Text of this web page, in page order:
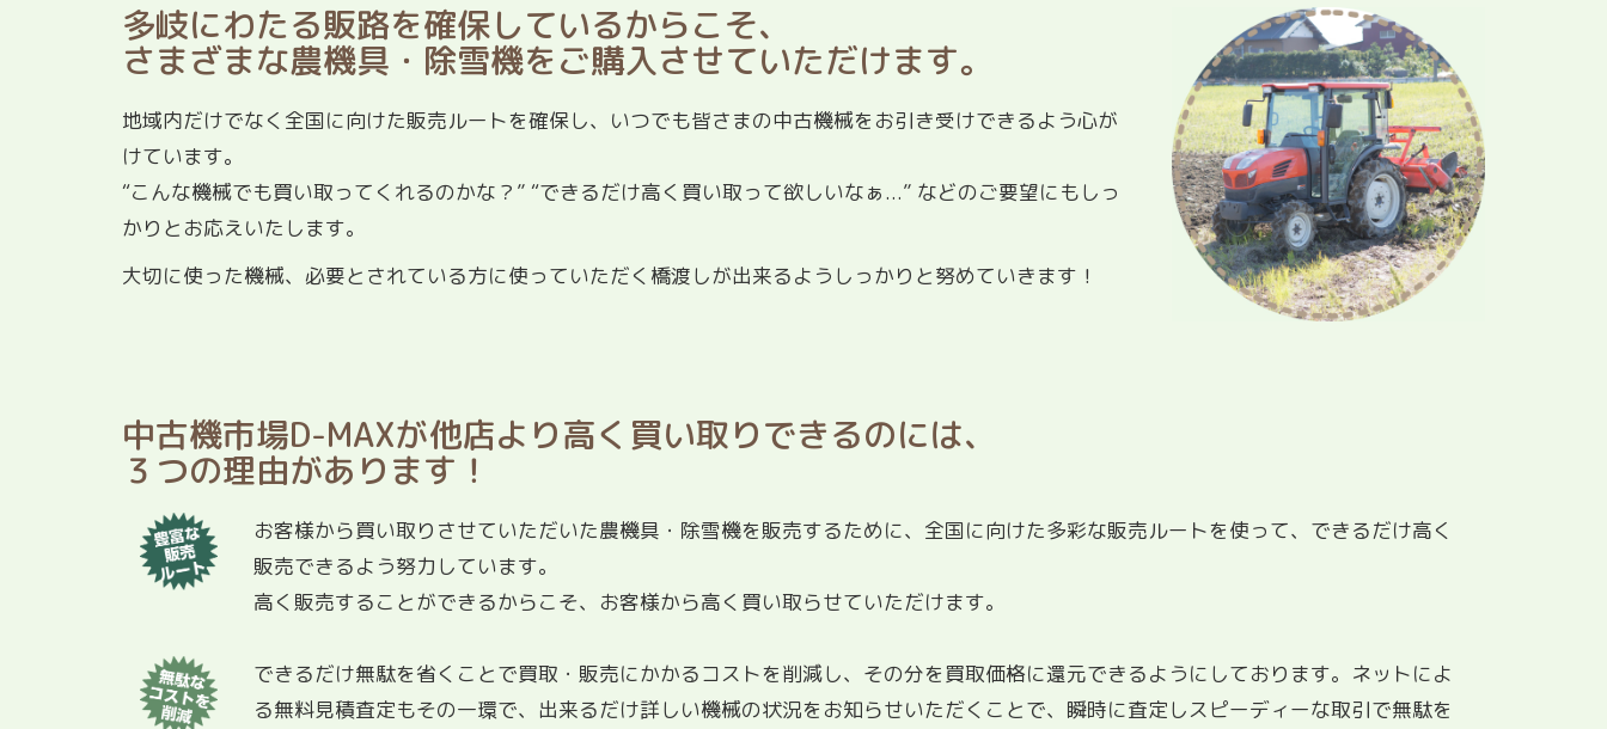
多岐にわたる販路を確保しているからこそ、
さまざまな農機具・除雪機をご購入させていただけます。
地域内だけでなく全国に向けた販売ルートを確保し、いつでも皆さまの中古機械をお引き受けできるよう心が
けています。
“こんな機械でも買い取ってくれるのかな？” “できるだけ高く買い取って欲しいなぁ...” などのご要望にもしっ
かりとお応えいたします。
大切に使った機械、必要とされている方に使っていただく橋渡しが出来るようしっかりと努めていきます！
中古機市場D-MAXが他店より高く買い取りできるのには、
３つの理由があります！
お客様から買い取りさせていただいた農機具・除雪機を販売するために、全国に向けた多彩な販売ルートを使って、できるだけ高く
販売できるよう努力しています。
高く販売することができるからこそ、お客様から高く買い取らせていただけます。
できるだけ無駄を省くことで買取・販売にかかるコストを削減し、その分を買取価格に還元できるようにしております。ネットによ
る無料見積査定もその一環で、出来るだけ詳しい機械の状況をお知らせいただくことで、瞬時に査定しスピーディーな取引で無駄を